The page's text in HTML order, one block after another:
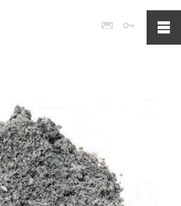
Poczta